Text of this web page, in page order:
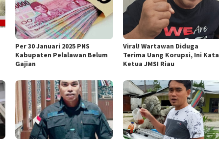
Per 30 Januari 2025 PNS
Kabupaten Pelalawan Belum
Gajian
Viral! Wartawan Diduga
Terima Uang Korupsi, Ini Kata
Ketua JMSI Riau